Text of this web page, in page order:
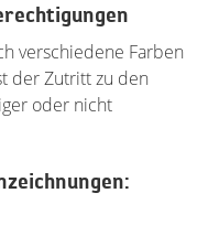
verschiedene Farben
der Zutritt zu den
oder nicht